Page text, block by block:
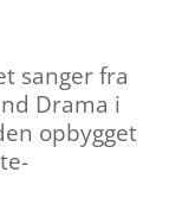
sanger fra
Drama i
opbygget